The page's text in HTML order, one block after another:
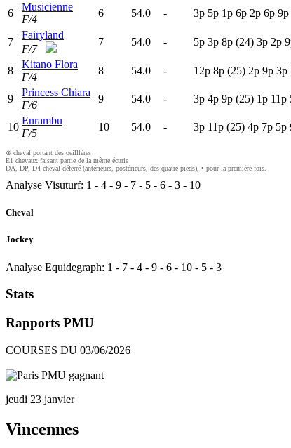
6
Musicienne
F/4
6 54.0 - 3p 5p 1p 6p 2p 6p 9p
7
Fairyland
F/7
7 54.0 - 5p 3p 8p (24) 3p 2p 9
8
Kitano Flora
F/4
8 54.0 - 12p 8p (25) 2p 9p 3p
9
Princess Chiara
F/6
9 54.0 - 3p 4p 9p (25) 1p 11p
10
Enrambu
F/5
10 54.0 - 3p 11p (25) 4p 7p 5p
⊗ cheval portant des oeilllères
E1 chevaux faisant partie de la même écurie
DA, DP, D4 cheval déferré (antérieurs, postérieurs, des quatre pieds), • pour la première fois.
Analyse Visuturf: 1 - 4 - 9 - 7 - 5 - 6 - 3 - 10
Cheval
Jockey
Analyse Equidegraph: 1 - 7 - 4 - 9 - 6 - 10 - 5 - 3
Stats
Rapports PMU
COURSES DU 03/06/2026
jeudi 23 janvier
Vincennes